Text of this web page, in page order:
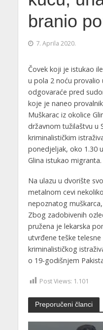
branio
7. Aprila 2020.
Čovek koji je istukao
u pola 2 noću provalio
odgovaraće pred
koje je naneo
Muškarac iz okolice
državnom tužilaštvu u
kriminalističkim
ponedjeljak, oko 1.30
Glina istukao migranta.
Na ulazu u dvorište
metalnom cevi
nepoznatog
Zbog zadobivenih
pružena je lekarska
utvrđene teške
kriminalističkog
o 19-godišnjem
Post Views: 1.101
Preporučeni članci